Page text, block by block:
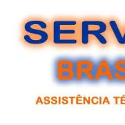
para